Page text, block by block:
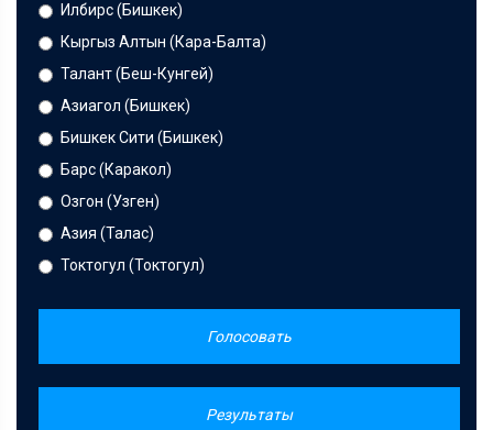
Илбирс (Бишкек)
Кыргыз Алтын (Кара-Балта)
Талант (Беш-Кунгей)
Азиагол (Бишкек)
Бишкек Сити (Бишкек)
Барс (Каракол)
Озгон (Узген)
Азия (Талас)
Токтогул (Токтогул)
Голосовать
Результаты